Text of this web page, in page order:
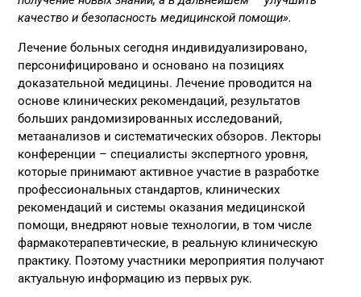
качество и безопасность медицинской помощи».
Лечение больных сегодня индивидуализировано,
персонифицировано и основано на позициях
доказательной медицины. Лечение проводится на
основе клинических рекомендаций, результатов
больших рандомизированных исследований,
метаанализов и систематических обзоров. Лекторы
конференции – специалисты экспертного уровня,
которые принимают активное участие в разработке
профессиональных стандартов, клинических
рекомендаций и системы оказания медицинской
помощи, внедряют новые технологии, в том числе
фармакотерапевтические, в реальную клиническую
практику. Поэтому участники мероприятия получают
актуальную информацию из первых рук.